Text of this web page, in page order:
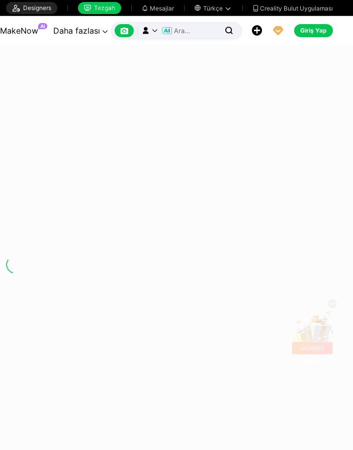
 Designers  Tezgah  Mesajlar  Türkçe   Creality Bulut Uygulaması
MakeNow AI Daha fazlası        Giriş Yap
Ücretsiz